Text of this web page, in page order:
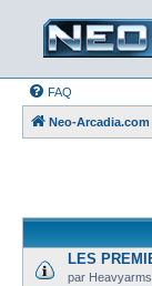
FAQ
Neo-Arcadia.com
LES
par Heavyarms